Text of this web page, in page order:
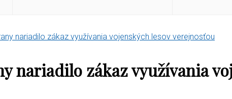
nariadilo zákaz využívania vojenských lesov verejnosťou
nariadilo zákaz využívania